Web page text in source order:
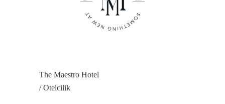
The Maestro Hotel
/ Otelcilik